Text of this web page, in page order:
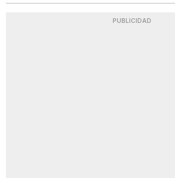
PUBLICIDAD